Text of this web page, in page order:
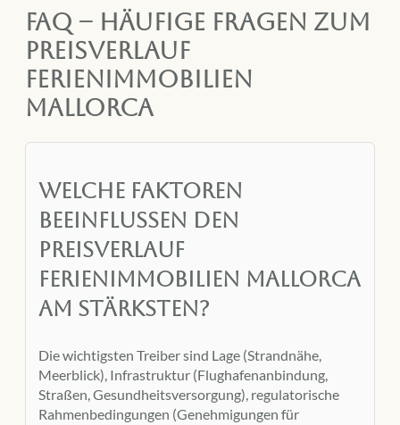
FAQ – Häufige Fragen zum
Preisverlauf
Ferienimmobilien
Mallorca
Welche Faktoren
beeinflussen den
Preisverlauf
Ferienimmobilien Mallorca
am stärksten?
Die wichtigsten Treiber sind Lage (Strandnähe,
Meerblick), Infrastruktur (Flughafenanbindung,
Straßen, Gesundheitsversorgung), regulatorische
Rahmenbedingungen (Genehmigungen für